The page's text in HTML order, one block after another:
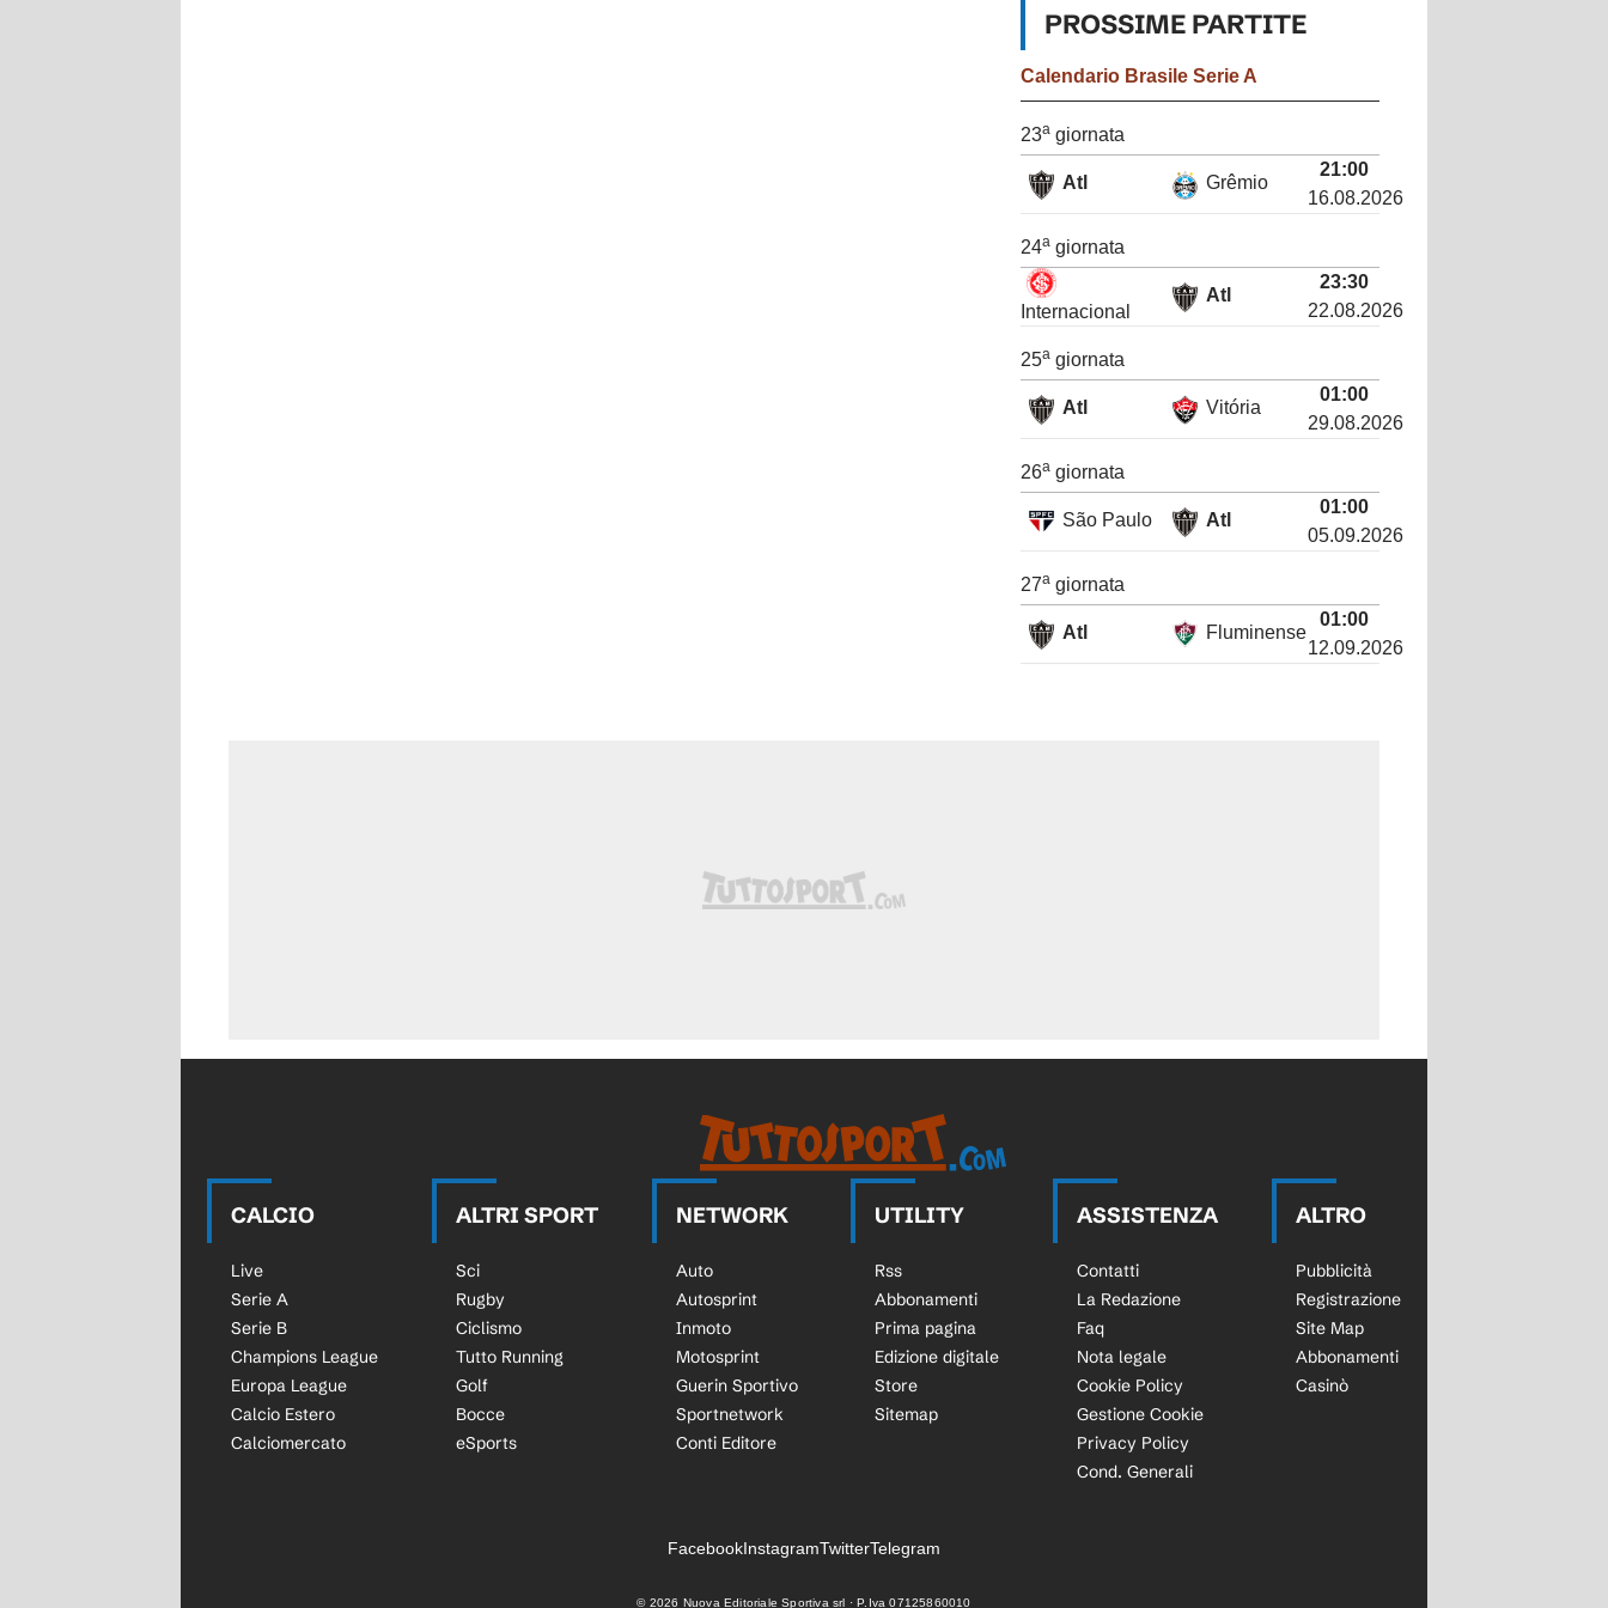
PROSSIME PARTITE
Calendario Brasile Serie A
23a giornata
Atl Grêmio
21:00
16.08.2026
24a giornata
Internacional
Atl
23:30
22.08.2026
25a giornata
Atl Vitória
01:00
29.08.2026
26a giornata
São Paulo Atl
01:00
05.09.2026
27a giornata
Atl Fluminense
01:00
12.09.2026
CALCIO
Live
Serie A
Serie B
Champions League
Europa League
Calcio Estero
Calciomercato
ALTRI SPORT
Sci
Rugby
Ciclismo
Tutto Running
Golf
Bocce
eSports
NETWORK
Auto
Autosprint
Inmoto
Motosprint
Guerin Sportivo
Sportnetwork
Conti Editore
UTILITY
Rss
Abbonamenti
Prima pagina
Edizione digitale
Store
Sitemap
ASSISTENZA
Contatti
La Redazione
Faq
Nota legale
Cookie Policy
Gestione Cookie
Privacy Policy
Cond. Generali
ALTRO
Pubblicità
Registrazione
Site Map
Abbonamenti
Casinò
FacebookInstagramTwitterTelegram
© 2026 Nuova Editoriale Sportiva srl · P.Iva 07125860010